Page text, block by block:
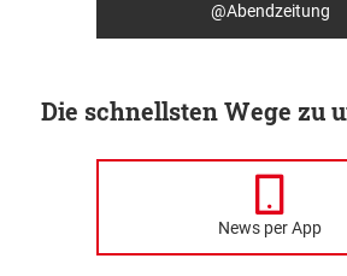
@Abendzeitung
Die schnellsten Wege zu
News per App